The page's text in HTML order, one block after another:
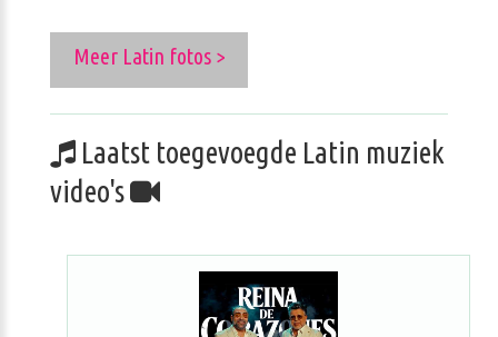
Meer Latin fotos >
Laatst toegevoegde Latin muziek
video's